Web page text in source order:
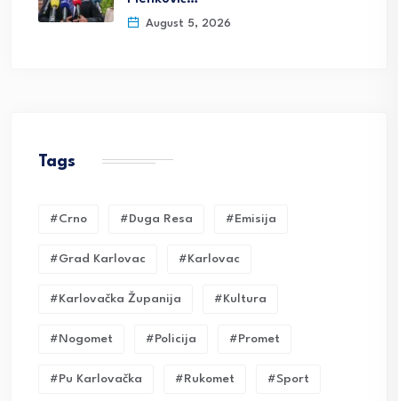
August 5, 2026
Tags
#crno #duga Resa #emisija
#grad Karlovac #karlovac
#karlovačka Županija #kultura
#nogomet #policija #promet
#pu Karlovačka #rukomet #sport